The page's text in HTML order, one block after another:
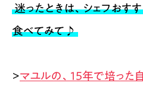
迷ったときは、シェフおす
食べてみて♪​
>マユルの、15年で培った